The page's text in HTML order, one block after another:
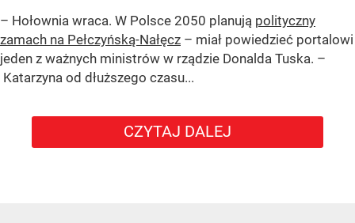
– Hołownia wraca. W Polsce 2050 planują polityczny
zamach na Pełczyńską-Nałęcz – miał powiedzieć portalowi
jeden z ważnych ministrów w rządzie Donalda Tuska. –
Katarzyna od dłuższego czasu...
CZYTAJ DALEJ